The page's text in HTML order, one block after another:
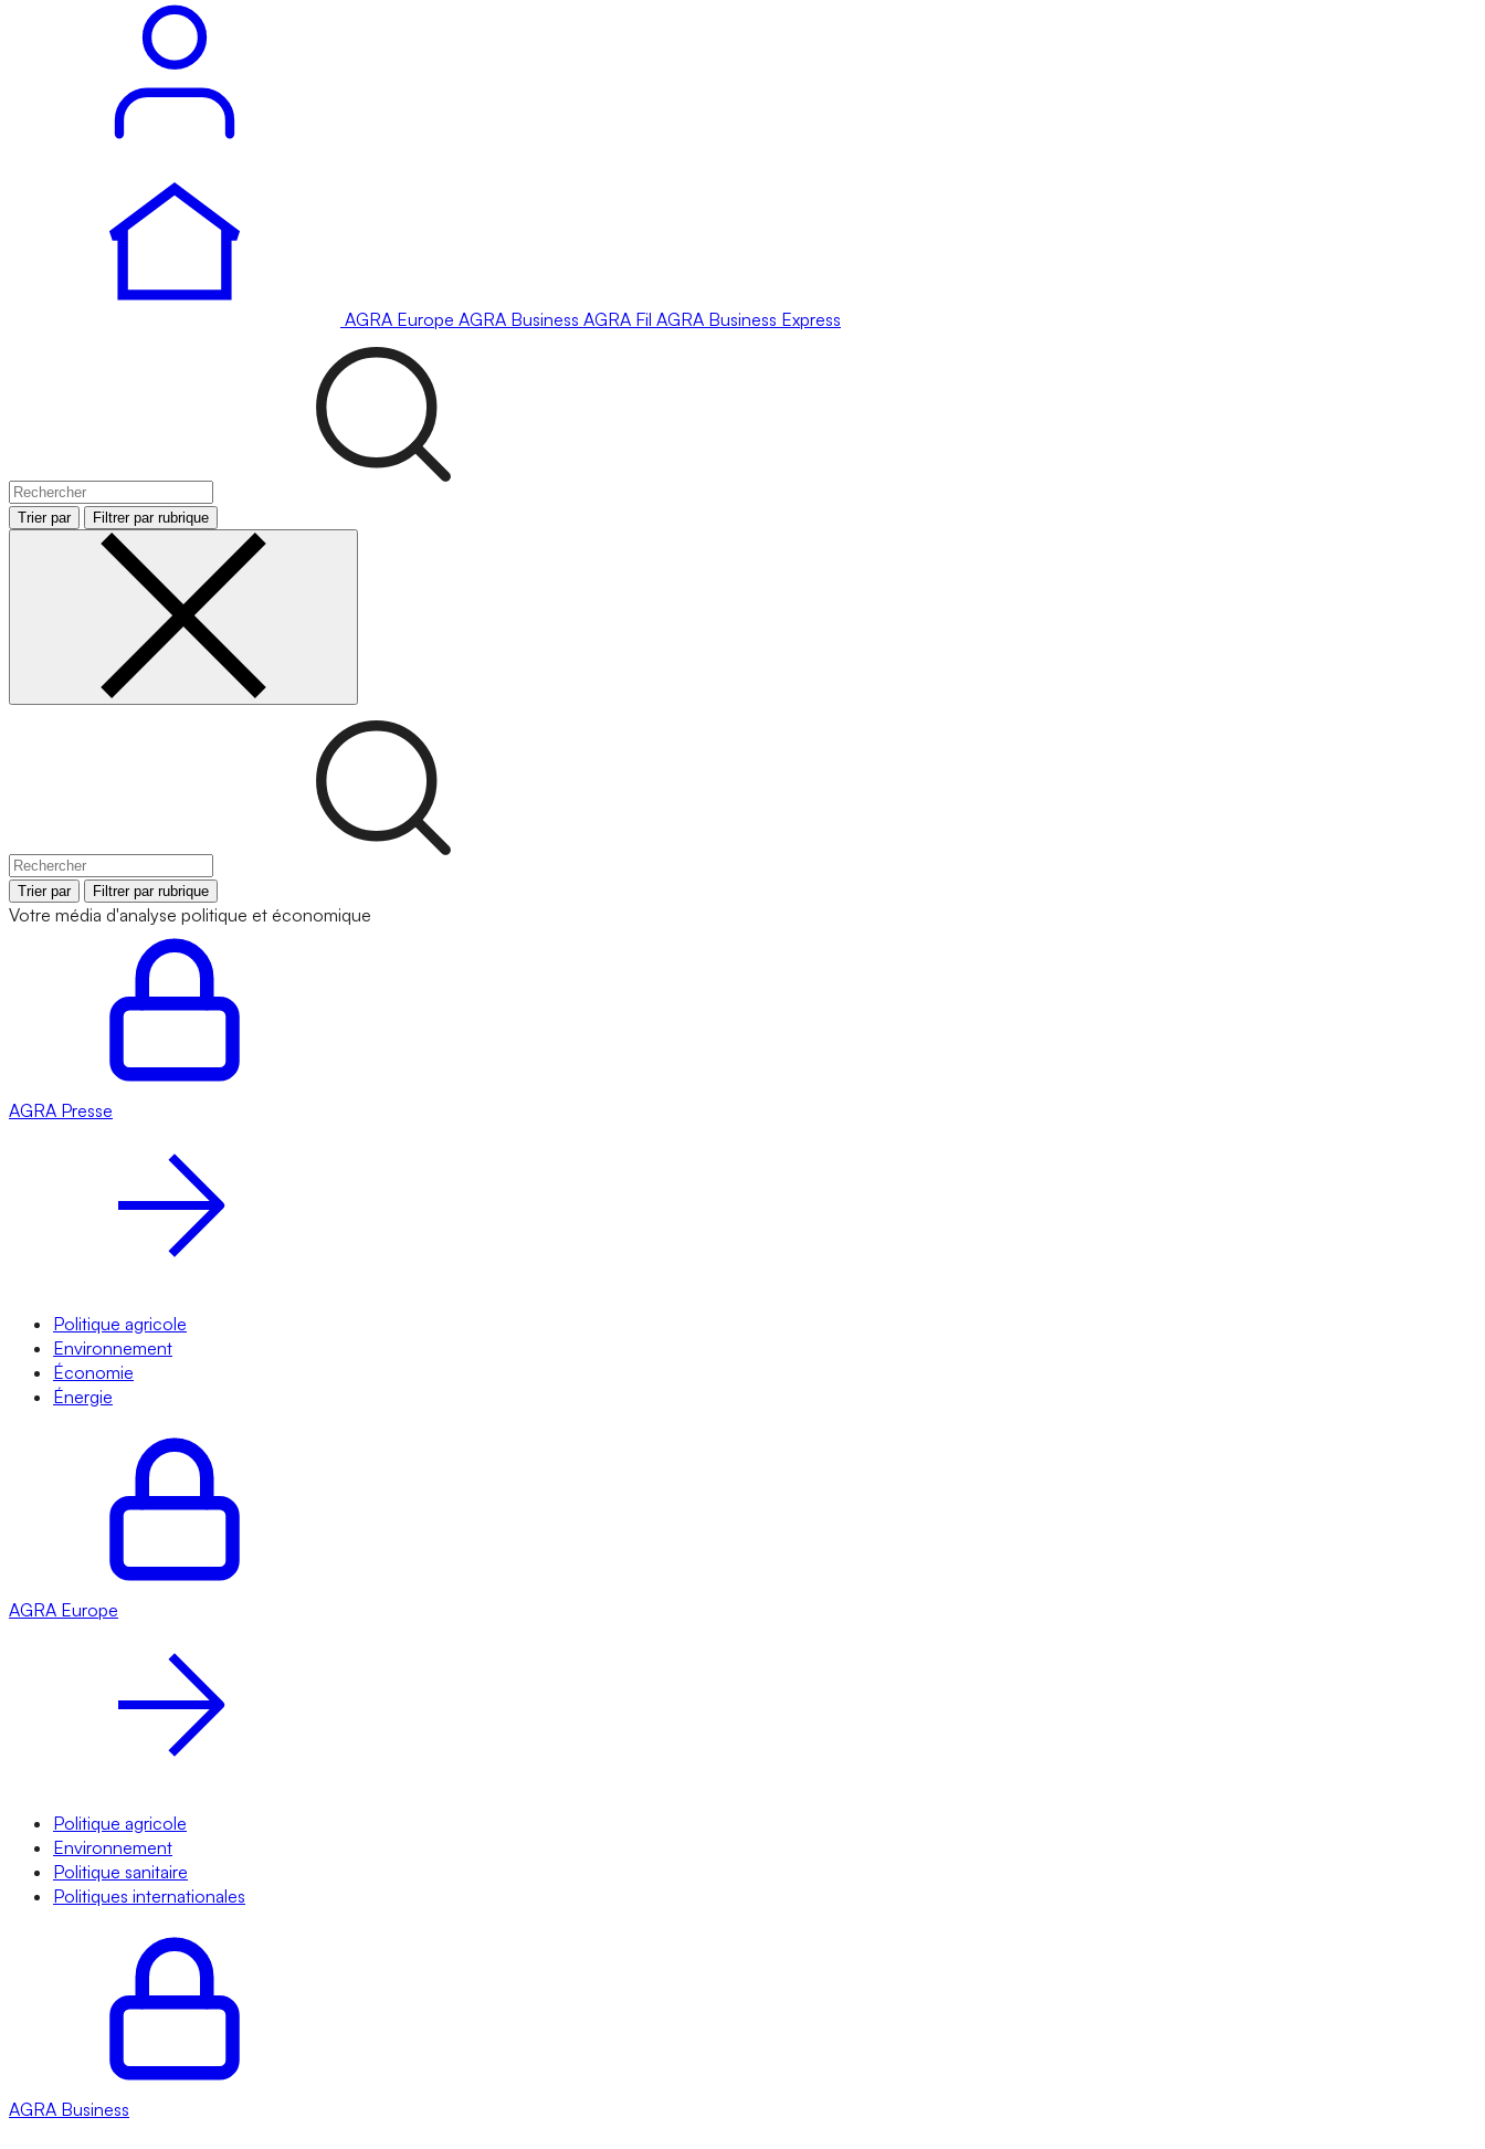
AGRA Europe AGRA Business AGRA Fil AGRA Business Express
Trier par Filtrer par rubrique
Trier par Filtrer par rubrique
Votre média d'analyse politique et économique
AGRA Presse
Politique agricole
Environnement
Économie
Énergie
AGRA Europe
Politique agricole
Environnement
Politique sanitaire
Politiques internationales
AGRA Business